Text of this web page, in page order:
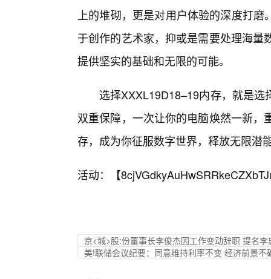
上的堆砌，更是对用户体验的深度打
于创作的艺术家，抑或是需要处理海
提供坚实的基础和无限的可能。
选择XXXL19D18–19内存，就是
双重保障，一次让你的电脑焕然一新
存，成为你征服数字世界，释放无限潜
活动：【
京<城>股:份董事长李俊杰因工作变动辞职 提名
美!联储会议纪要：同意维持利率不变 经济前景不